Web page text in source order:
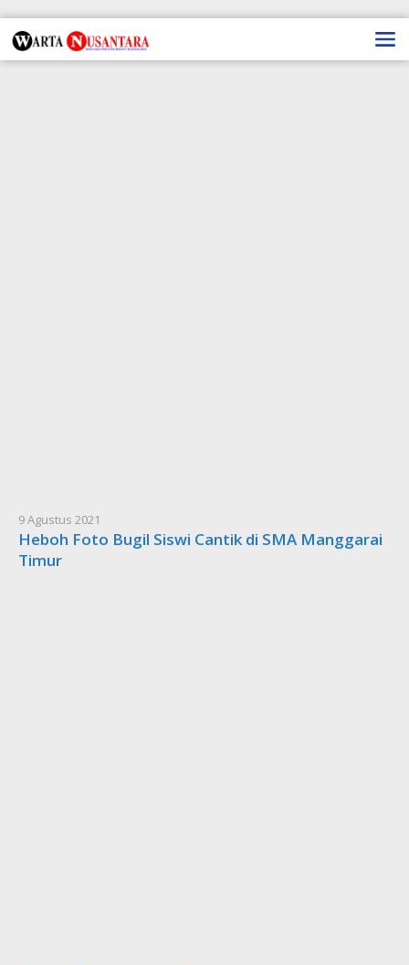
ke
konten
9 Agustus 2021
Heboh Foto Bugil Siswi Cantik di SMA Manggarai
Timur